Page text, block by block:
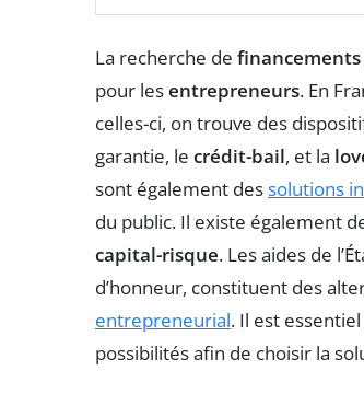
La recherche de financements
pour lesentrepreneurs. En
celles-ci, on trouve des
garantie, le crédit-bail, et la
sont également dessolutions
du public. Il existe également
capital-risque. Les aides de
d’honneur, constituent des
entrepreneurial. Il est
possibilités afin de choisir la